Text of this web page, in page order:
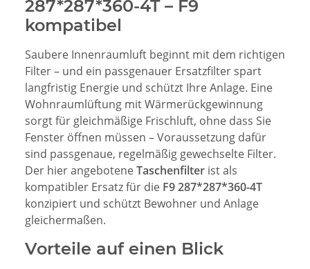
287*287*360-4T – F9
kompatibel
Saubere Innenraumluft beginnt mit dem richtigen
Filter – und ein passgenauer Ersatzfilter spart
langfristig Energie und schützt Ihre Anlage. Eine
Wohnraumlüftung mit Wärmerückgewinnung
sorgt für gleichmäßige Frischluft, ohne dass Sie
Fenster öffnen müssen – Voraussetzung dafür
sind passgenaue, regelmäßig gewechselte Filter.
Der hier angeboteneTaschenfilter ist als
kompatibler Ersatz für die F9 287*287*360-4T
konzipiert und schützt Bewohner und Anlage
gleichermaßen.
Vorteile auf einen Blick